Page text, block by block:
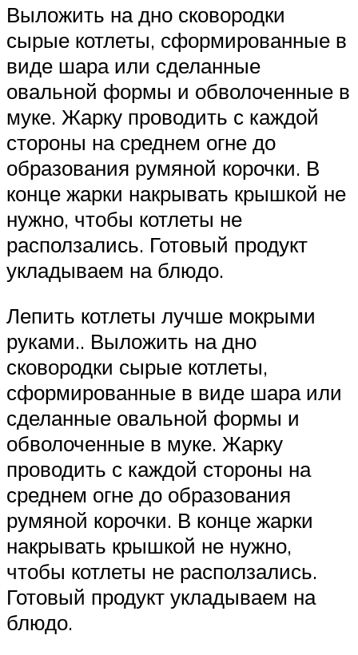
Выложить на дно сковородки
сырые котлеты, сформированные в
виде шара или сделанные
овальной формы и обволоченные в
муке. Жарку проводить с каждой
стороны на среднем огне до
образования румяной корочки. В
конце жарки накрывать крышкой не
нужно, чтобы котлеты не
расползались. Готовый продукт
укладываем на блюдо.
Лепить котлеты лучше мокрыми
руками.. Выложить на дно
сковородки сырые котлеты,
сформированные в виде шара или
сделанные овальной формы и
обволоченные в муке. Жарку
проводить с каждой стороны на
среднем огне до образования
румяной корочки. В конце жарки
накрывать крышкой не нужно,
чтобы котлеты не расползались.
Готовый продукт укладываем на
блюдо.